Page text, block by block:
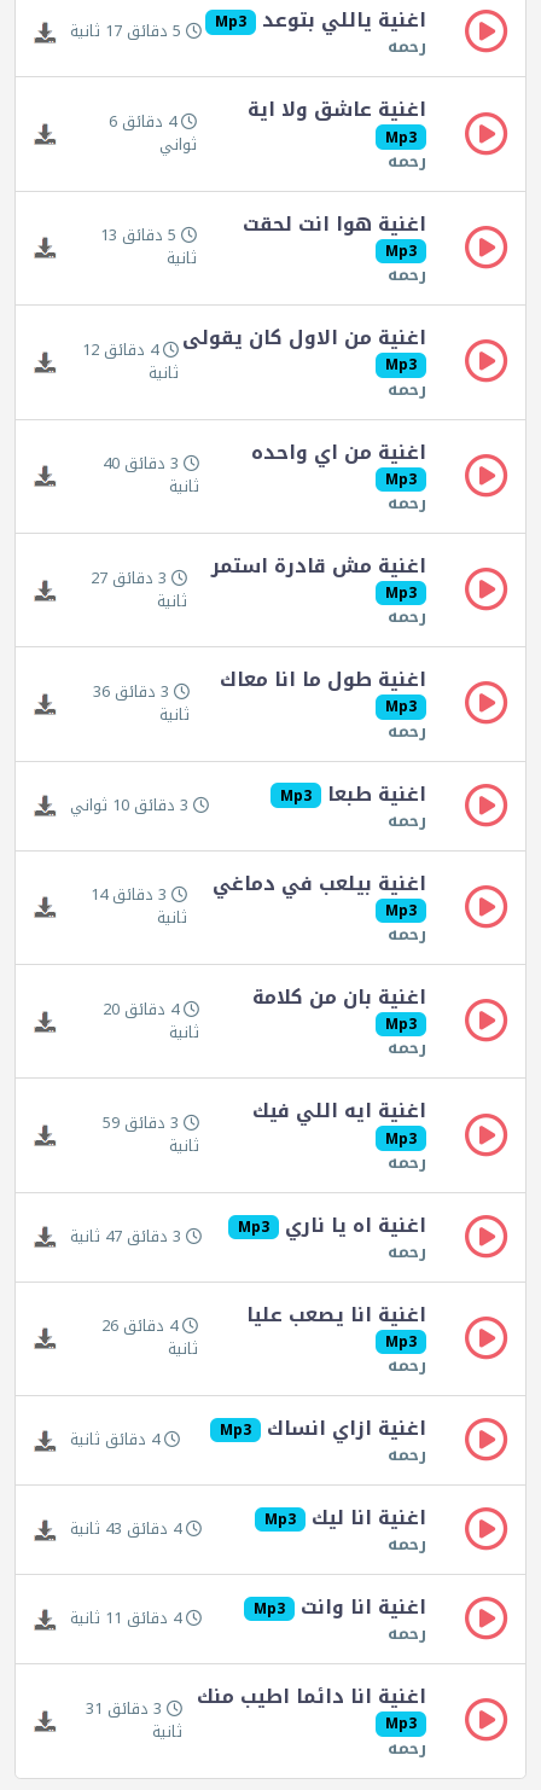
اغنية ياللي بتوعد Mp3
رحمه 5 دقائق 17 ثانية
اغنية عاشق ولا اية
Mp3
رحمه
4 دقائق 6
ثواني
اغنية هوا انت لحقت
Mp3
رحمه
5 دقائق 13
ثانية
اغنية من الاول كان يقولى
Mp3
رحمه
4 دقائق 12
ثانية
اغنية من اي واحده
Mp3
رحمه
3 دقائق 40
ثانية
اغنية مش قادرة استمر
Mp3
رحمه
3 دقائق 27
ثانية
اغنية طول ما انا معاك
Mp3
رحمه
3 دقائق 36
ثانية
اغنية طبعا Mp3
رحمه 3 دقائق 10 ثواني
اغنية بيلعب في دماغي
Mp3
رحمه
3 دقائق 14
ثانية
اغنية بان من كلامة
Mp3
رحمه
4 دقائق 20
ثانية
اغنية ايه اللي فيك
Mp3
رحمه
3 دقائق 59
ثانية
اغنية اه يا ناري Mp3
رحمه 3 دقائق 47 ثانية
اغنية انا يصعب عليا
Mp3
رحمه
4 دقائق 26
ثانية
اغنية ازاي انساك Mp3
رحمه 4 دقائق ثانية
اغنية انا ليك Mp3
رحمه 4 دقائق 43 ثانية
اغنية انا وانت Mp3
رحمه 4 دقائق 11 ثانية
اغنية انا دائما اطيب منك
Mp3
رحمه
3 دقائق 31
ثانية